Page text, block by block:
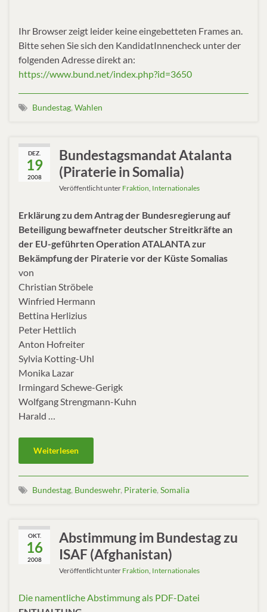
Ihr Browser zeigt leider keine eingebetteten Frames an.
Bitte sehen Sie sich den KandidatInnencheck unter der
folgenden Adresse direkt an:
https://www.bund.net/index.php?id=3650
Bundestag, Wahlen
DEZ.
19
2008
Bundestagsmandat Atalanta
(Piraterie in Somalia)
Veröffentlicht unter Fraktion Internationales
Erklärung zu dem Antrag der Bundesregierung auf
Beteiligung bewaffneter deutscher Streitkräfte an
der EU-geführten Operation ATALANTA zur
Bekämpfung der Piraterie vor der Küste Somalias
von
Christian Ströbele
Winfried Hermann
Bettina Herlizius
Peter Hettlich
Anton Hofreiter
Sylvia Kotting-Uhl
Monika Lazar
Irmingard Schewe-Gerigk
Wolfgang Strengmann-Kuhn
Harald …
Weiterlesen
Bundestag, Bundeswehr, Piraterie, Somalia
OKT.
16
2008
Abstimmung im Bundestag zu
ISAF (Afghanistan)
Veröffentlicht unter Fraktion Internationales
Die namentliche Abstimmung als PDF-Datei